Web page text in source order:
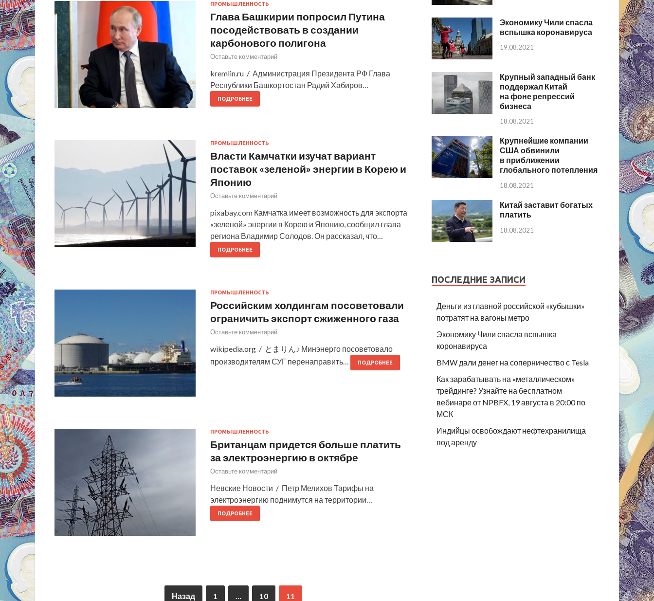
ПРОМЫШЛЕННОСТЬ
Глава Башкирии попросил Путина
посодействовать в создании
карбонового полигона
Оставьте комментарий
kremlin.ru / Администрация Президента РФ Глава
Республики Башкортостан Радий Хабиров…
ПОДРОБНЕЕ
ПРОМЫШЛЕННОСТЬ
Власти Камчатки изучат вариант
поставок «зеленой» энергии в Корею и
Японию
Оставьте комментарий
pixabay.com Камчатка имеет возможность для экспорта
«зеленой» энергии в Корею и Японию, сообщил глава
региона Владимир Солодов. Он рассказал, что…
ПОДРОБНЕЕ
ПРОМЫШЛЕННОСТЬ
Российским холдингам посоветовали
ограничить экспорт сжиженного газа
Оставьте комментарий
wikipedia.org / とまりん♪ Минэнерго посоветовало
производителям СУГ перенаправить…
ПОДРОБНЕЕ
ПРОМЫШЛЕННОСТЬ
Британцам придется больше платить
за электроэнергию в октябре
Оставьте комментарий
Невские Новости / Петр Мелихов Тарифы на
электроэнергию поднимутся на территории…
ПОДРОБНЕЕ
Назад 1 10 11
Экономику Чили спасла
вспышка коронавируса
19.08.2021
Крупный западный банк
поддержал Китай
на фоне репрессий
бизнеса
18.08.2021
Крупнейшие компании
США обвинили
в приближении
глобального потепления
18.08.2021
Китай заставит богатых
платить
18.08.2021
ПОСЛЕДНИЕ ЗАПИСИ
Деньги из главной российской «кубышки»
потратят на вагоны метро
Экономику Чили спасла вспышка
коронавируса
BMW дали денег на соперничество с Tesla
Как зарабатывать на «металлическом»
трейдинге? Узнайте на бесплатном
вебинаре от NPBFX, 19 августа в 20:00 по
МСК
Индийцы освобождают нефтехранилища
под аренду